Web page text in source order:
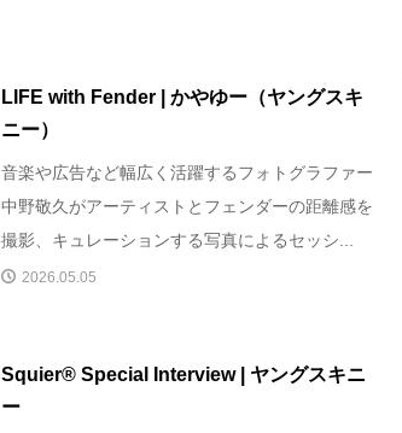
LIFE with Fender | かやゆー（ヤングスキ
ニー）
音楽や広告など幅広く活躍するフォトグラファー
中野敬久がアーティストとフェンダーの距離感を
撮影、キュレーションする写真によるセッシ...
2026.05.05
Squier®︎ Special Interview | ヤングスキニ
ー